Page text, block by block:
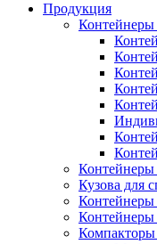
Продукция
Контейнеры
Кузова для
Контейнеры